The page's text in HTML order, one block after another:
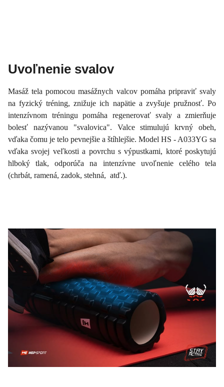
Uvoľnenie svalov
Masáž tela pomocou masážnych valcov pomáha pripraviť svaly
na fyzický tréning, znižuje ich napätie a zvyšuje pružnosť. Po
intenzívnom tréningu pomáha regenerovať svaly a zmierňuje
bolesť nazývanou "svalovica". Valce stimulujú krvný obeh,
vďaka čomu je telo pevnejšie a štíhlejšie. Model HS - A033YG sa
vďaka svojej veľkosti a povrchu s výpustkami, ktoré poskytujú
hlboký tlak, odporúča na intenzívne uvoľnenie celého tela
(chrbát, ramená, zadok, stehná, atď.).